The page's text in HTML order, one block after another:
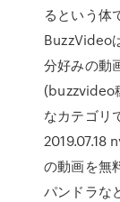
るという体
BuzzVideo
分好みの動
(buzzvideo
なカテゴリ
2019.07.18
の動画を無
パンドラな